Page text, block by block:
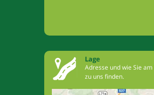
Lage
Adresse und wie Sie
zu uns finden.